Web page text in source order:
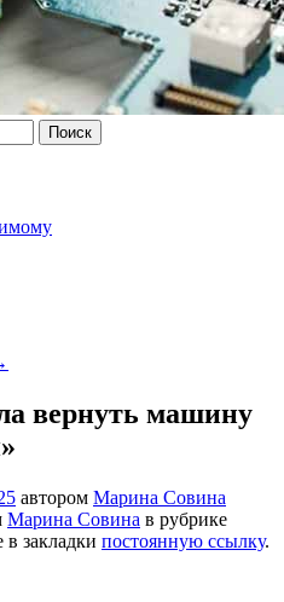
вернуть машину
автором Марина Совина
Марина Совина в рубрике
в закладки постоянную ссылку.